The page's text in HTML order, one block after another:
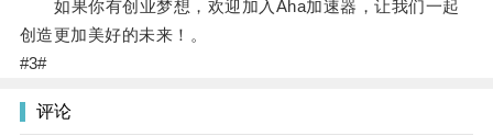
如果你有创业梦想，欢迎加入Aha加速器，让我们一起
创造更加美好的未来！。
#3#
评论